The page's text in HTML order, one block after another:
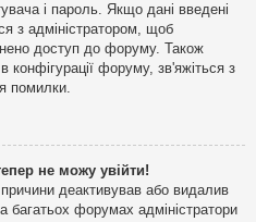
і пароль. Якщо дані введені
з адміністратором, щоб
доступ до форуму. Також
форуму, зв'яжіться з
помилки.
не можу увійти!
деактивував або видалив
багатьох форумах адміністратори